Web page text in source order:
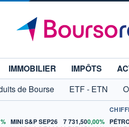
IMMOBILIER IMPÔTS
de Bourse ETF - ETN
MINI S&P SEP26 7 731,500,00%